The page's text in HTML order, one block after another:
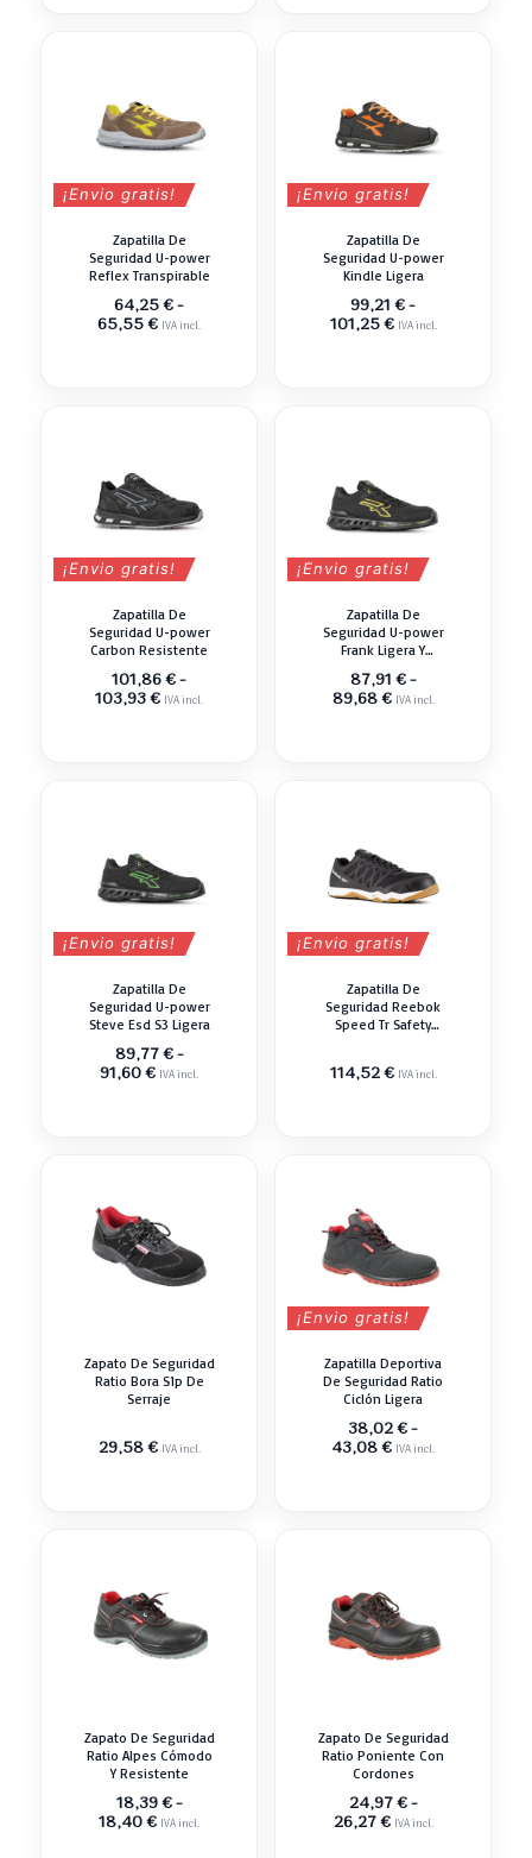
¡Envio gratis!
Zapatilla De
Seguridad U-power
Reflex Transpirable
64,25€-
65,55€Rango
IVA incl.
¡Envio gratis!
Zapatilla De
Seguridad U-power
Kindle Ligera
99,21€-
101,25€Rango
IVA incl.
¡Envio gratis!
Zapatilla De
Seguridad U-power
Carbon Resistente
101,86€-
103,93€Rango
IVA incl.
¡Envio gratis!
Zapatilla De
Seguridad U-power
Frank Ligera Y
87,91€-
89,68€Rango
IVA incl.
¡Envio gratis!
Zapatilla De
Seguridad U-power
Steve Esd S3 Ligera
89,77€-
91,60€Rango
IVA incl.
¡Envio gratis!
Zapatilla De
Seguridad Reebok
Speed Tr Safety
114,52€ IVA incl.
Zapato De Seguridad
Ratio Bora S1p De
Serraje
29,58€ IVA incl.
¡Envio gratis!
Zapatilla Deportiva
De Seguridad Ratio
Ciclón Ligera
38,02€-
43,08€Rango
IVA incl.
Zapato De Seguridad
Ratio Alpes Cómodo
Y Resistente
18,39€-
18,40€Rango
IVA incl.
Zapato De Seguridad
Ratio Poniente Con
Cordones
24,97€-
26,27€Rango
IVA incl.